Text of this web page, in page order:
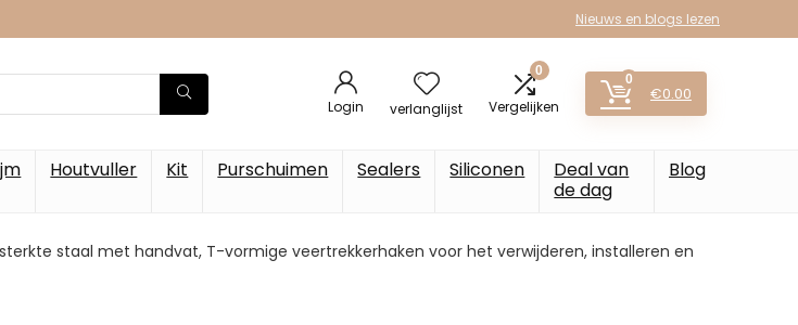
Nieuws en blogs lezen
Login verlanglijst
0
Vergelijken
0
€0.00
Houtvuller Kit Purschuimen Sealers Siliconen
Deal van
de dag
Blog
staal met handvat, T-vormige veertrekkerhaken voor het verwijderen, installeren en